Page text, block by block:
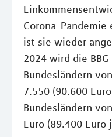
Corona-Pandemie
ist sie wieder
2024 wird die
Bundesländern
7.550 (90.600
Bundesländern
Euro (89.400